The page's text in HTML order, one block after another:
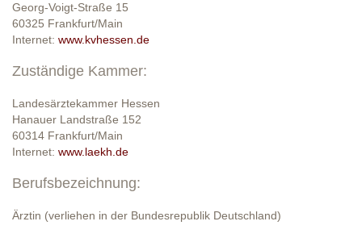
Georg-Voigt-Straße 15
60325 Frankfurt/Main
Internet: www.kvhessen.de
Zuständige Kammer:
Landesärztekammer Hessen
Hanauer Landstraße 152
60314 Frankfurt/Main
Internet: www.laekh.de
Berufsbezeichnung:
Ärztin (verliehen in der Bundesrepublik Deutschland)